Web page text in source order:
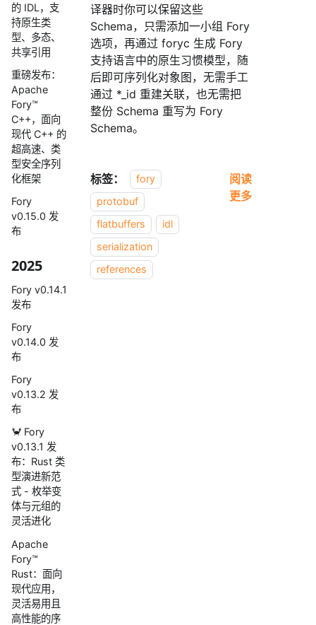
的 IDL，支
持原生类
型、多态、
共享引用
重磅发布：
Apache
Fory™
C++，面向
现代 C++ 的
超高速、类
型安全序列
化框架
Fory
v0.15.0 发
布
2025
Fory v0.14.1
发布
Fory
v0.14.0 发
布
Fory
v0.13.2 发
布
🦀 Fory
v0.13.1 发
布：Rust 类
型演进新范
式 - 枚举变
体与元组的
灵活进化
Apache
Fory™
Rust：面向
现代应用，
灵活易用且
高性能的序
译器时你可以保留这些
Schema，只需添加一小组 Fory
选项，再通过 foryc 生成 Fory
支持语言中的原生习惯模型，随
后即可序列化对象图，无需手工
通过 *_id 重建关联，也无需把
整份 Schema 重写为 Fory
Schema。
标签：
fory
protobuf
flatbuffers
idl
serialization
references
阅读
更多